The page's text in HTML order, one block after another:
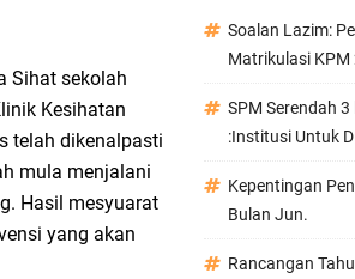
Sihat sekolah
Kesihatan
telah dikenalpasti
mula menjalani
Hasil mesyuarat
yang akan
Soalan Lazim:
Matrikulasi
SPM Serendah
:Institusi Untuk
Kepentingan
Bulan Jun.
Rancangan